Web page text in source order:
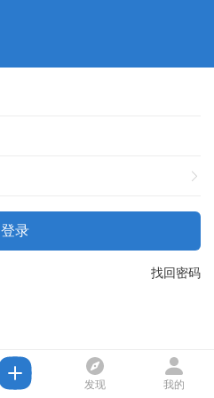
登录
找回密码
发现 我的